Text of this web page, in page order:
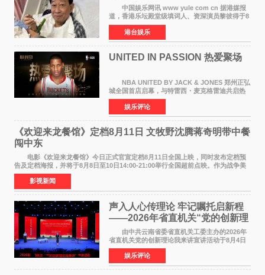
中国娱乐网讯 www yule com cn 据港媒报
道，香港乐坛殿堂级填词人、资深演员黎彼得于8
月5日上午因病离世，终年76岁。好友钟志光透
露，黎彼得今年3月中风后便卧床休养，身体机能
持续衰退，最
港台娱乐
UNITED IN PASSION 热爱聚场
NBA UNITED BY JACK & JONES 郑州正弘
城全国首店启幕，与特雷西・麦克格雷迪共启热
爱 2026 年7 月21 日，
NBAUNITEDBYJACK&JONES 全国首店，于郑
州正弘城正式启幕。NBA 传奇球星
娱乐评论
《欢迎来龙餐馆》定档8月11日 文牧野沈腾蒋奇明带中餐
闯中东
电影《欢迎来龙餐馆》今日正式官宣定档8月11日全国上映，同时发布定档预
告及定档海报，并将于8月8日至10日14:00-21:00举行全国超前点映。作为战争美
食大片，影片讲述的是中国厨师徐福（沈腾
影视新闻
声入人心传理论 牢记嘱托启新程
——2026年省直机关“党的创新理
论我来讲”宣讲活动圆满落幕
由中共云南省委省直机关工委主办的2026年
省直机关党的创新理论我来讲宣讲活动于8月4日
至5日在昆明举办。活动以 "牢记嘱托 感恩奋进
开创云南发展新局面 "为主题，坚持以新时代中国
特色社会主义
娱乐评论